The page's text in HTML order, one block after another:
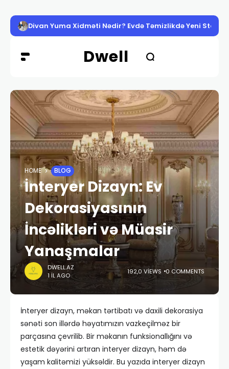
Divan Yuma Xidməti Nədir? Evdə Təmizlikdə Yeni
Dwell
HOME BLOG
İnteryer Dizayn: Ev
Dekorasiyasının
İncəlikləri və Müasir
Yanaşmalar
DWELL.AZ
1 IL AGO
192,0 VIEWS 0 COMMENTS
İnteryer dizayn, məkan tərtibatı və daxili dekorasiya
sənəti son illərdə həyatımızın vazkeçilməz bir
parçasına çevrilib. Bir məkanın funksionallığını və
estetik dəyərini artıran interyer dizayn, həm də
yaşam kalitəmizi yüksəldir. Bu yazıda interyer dizayn